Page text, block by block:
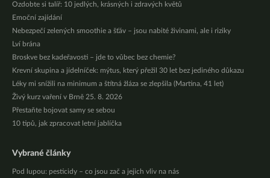
Ozdobte si talíř: 10 jedlých, krásných i zdravých květů
Emoční zajídání
Nebezpečí zelených smoothie a šťáv – jsou nabité živinami, ale i riziky
Lví brána
Broskve bez kadeřavosti – jde to vůbec bez chemie?
Krevní skupina a jídelníček: mýtus, který přežil 30 let bez jediného důkazu
Léky mi snížili na minimum a štítná žláza se zlepšila (Martina, 41 let)
Živý kurz vaření v Brně 25. 8. 2026
Přestaňte bojovat samy se sebou
10 tipů, jak zpracovat letní jablíčka
Vybrané články
Pod lupou: pesticidy – co jsou zač a jejich vliv na nás